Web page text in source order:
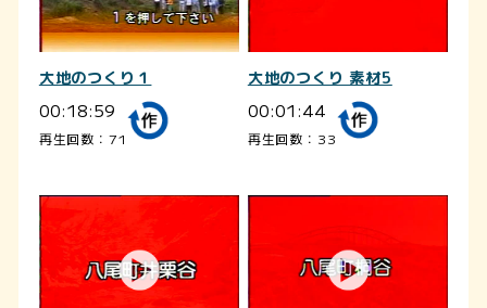
大地のつくり１
00:18:59
再生回数：71
大地のつくり 素材5
00:01:44
再生回数：33